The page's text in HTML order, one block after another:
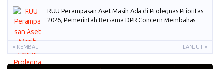
RUU Perampasan Aset Masih Ada di Prolegnas Prioritas
2026, Pemerintah Bersama DPR Concern Membahas
« KEMBALI LANJUT »